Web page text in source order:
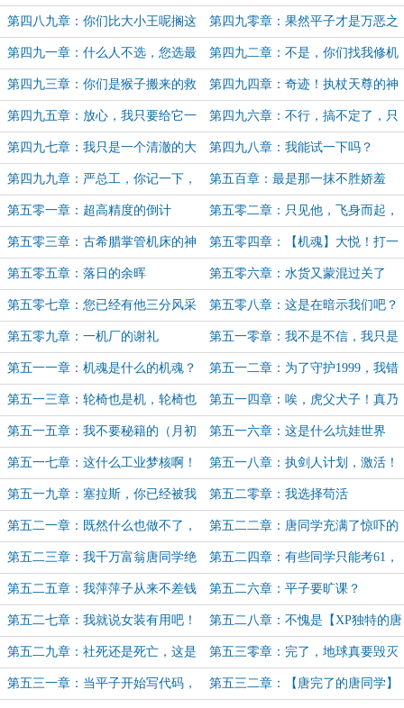
第四八九章：你们比大小王呢搁这
儿（求月票）
第四九零章：果然平子才是万恶之
源！（求月票）
第四九一章：什么人不选，您选最
贵的那个！（求月票！）
第四九二章：不是，你们找我修机
床？（5K）
第四九三章：你们是猴子搬来的救
兵吗？
第四九四章：奇迹！执杖天尊的神
之一指！（8K）
第四九五章：放心，我只要给它一
个力劈华山……（8K）
第四九六章：不行，搞不定了，只
能召唤萍萍子了！
第四九七章：我只是一个清澈的大
学生而已，我真的不懂！
第四九八章：我能试一下吗？
第四九九章：严总工，你记一下，
输入以下代码……
第五百章：最是那一抹不胜娇羞
的……唉？
第五零一章：超高精度的倒计
时……
第五零二章：只见他，飞身而起，
抬起手杖——
第五零三章：古希腊掌管机床的神 第五零四章：【机魂】大悦！打一
棒子，还要给一个甜枣？
第五零五章：落日的余晖 第五零六章：水货又蒙混过关了
第五零七章：您已经有他三分风采 第五零八章：这是在暗示我们吧？
第五零九章：一机厂的谢礼 第五一零章：我不是不信，我只是
想要见识见识
第五一一章：机魂是什么的机魂？ 第五一二章：为了守护1999，我错
过了全世界。
第五一三章：轮椅也是机，轮椅也
有魂，对吧。
第五一四章：唉，虎父犬子！真乃
虎父犬子……等等，什么？（求月
票）
第五一五章：我不要秘籍的（月初
求月票）
第五一六章：这是什么坑娃世界
观？
第五一七章：这什么工业梦核啊！ 第五一八章：执剑人计划，激活！
第五一九章：塞拉斯，你已经被我
弄脏了！
第五二零章：我选择苟活
第五二一章：既然什么也做不了，
那就躺平吧！
第五二二章：唐同学充满了惊吓的
早晨
第五二三章：我千万富翁唐同学绝
不能就此死去
第五二四章：有些同学只能考61，
而有些同学已经写进了教科书
第五二五章：我萍萍子从来不差钱
（过年好！）
第五二六章：平子要旷课？
第五二七章：我就说女装有用吧！ 第五二八章：不愧是【XP独特的唐
同学】
第五二九章：社死还是死亡，这是
个问题
第五三零章：完了，地球真要毁灭
了！
第五三一章：当平子开始写代码， 第五三二章：【唐完了的唐同学】